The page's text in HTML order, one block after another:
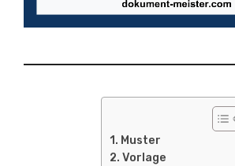
Muster
Vorlage